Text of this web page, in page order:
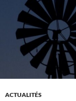
ACTUALITÉS